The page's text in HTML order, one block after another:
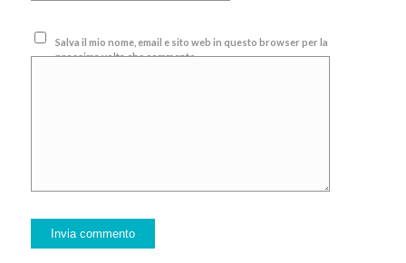
Salva il mio nome, email e sito web in questo browser per la
prossima volta che commento.